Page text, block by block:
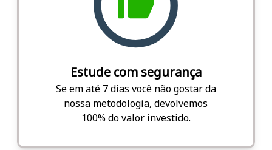
Estude com segurança
Se em até 7 dias você não gostar da
nossa metodologia, devolvemos
100% do valor investido.